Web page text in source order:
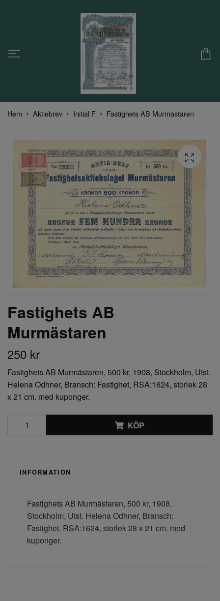
Hem Aktiebrev Initial F Fastighets AB Murmästaren
Fastighets AB
Murmästaren
250 kr
Fastighets AB Murmästaren, 500 kr, 1908, Stockholm, Utst.
Helena Odhner, Bransch: Fastighet, RSA:1624, storlek 28
x 21 cm. med kuponger.
KÖP
INFORMATION
Fastighets AB Murmästaren, 500 kr, 1908,
Stockholm, Utst. Helena Odhner, Bransch:
Fastighet, RSA:1624, storlek 28 x 21 cm. med
kuponger.